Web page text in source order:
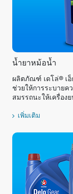
น้ำยาหม้อน้ำ
ผลิตภัณฑ์ เดโล่® เ
ช่วยให้การระบาย
สมรรถนะให้เครื่อง
เพิ่มเติม